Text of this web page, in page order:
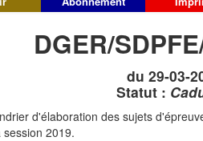
DGER/
du 29-03-
Statut :
d'élaboration des sujets
2019.